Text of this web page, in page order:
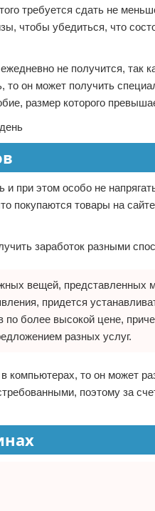
требуется сдать не
чтобы убедиться, что
не получится,
то он может получить
размер которого
и при этом особо не
покупаются товары на
заработок разными
вещей, представленных
придется
по более высокой цене,
разных услуг.
компьютерах, то он может
поэтому за